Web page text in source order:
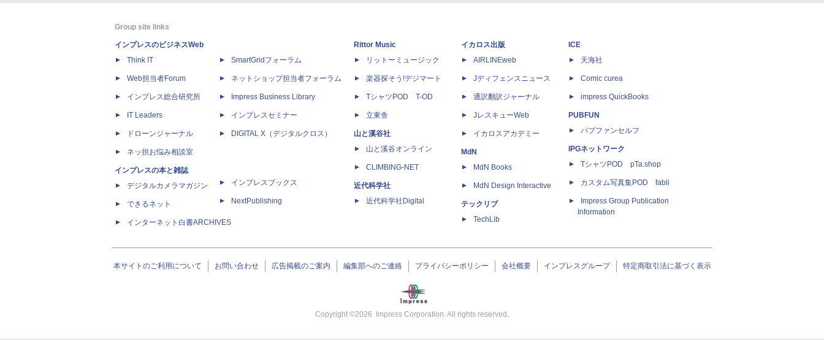
Group site links
インプレスのビジネスWeb
Think IT
Web担当者Forum
インプレス総合研究所
IT Leaders
ドローンジャーナル
ネッ担お悩み相談室
インプレスの本と雑誌
デジタルカメラマガジン
できるネット
インターネット白書ARCHIVES
SmartGridフォーラム
ネットショップ担当者フォーラム
Impress Business Library
インプレスセミナー
DIGITAL X（デジタルクロス）
インプレスブックス
NextPublishing
Rittor Music
リットーミュージック
楽器探そう!デジマート
TシャツPOD T-OD
立東舎
山と溪谷社
山と溪谷オンライン
CLIMBING-NET
近代科学社
近代科学社Digital
イカロス出版
AIRLINEweb
Jディフェンスニュース
通訳翻訳ジャーナル
JレスキューWeb
イカロスアカデミー
MdN
MdN Books
MdN Design Interactive
テックリブ
TechLib
ICE
天海社
Comic curea
impress QuickBooks
PUBFUN
パブファンセルフ
IPGネットワーク
TシャツPOD pTa.shop
カスタム写真集POD fabli
Impress Group Publication
Information
本サイトのご利用について お問い合わせ 広告掲載のご案内 編集部へのご連絡 プライバシーポリシー 会社概要 インプレスグループ 特定商取引法に基づく表示
Copyright ©2026 Impress Corporation. All rights reserved.